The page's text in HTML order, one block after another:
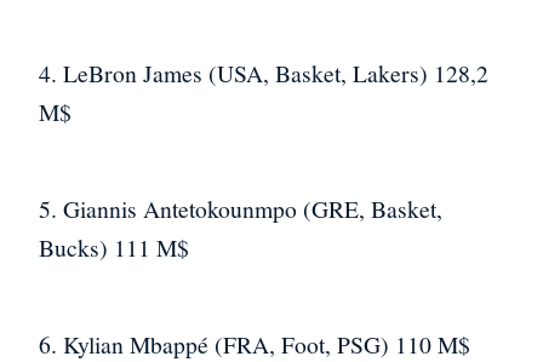
4. LeBron James (USA, Basket, Lakers) 128,2
M$
5. Giannis Antetokounmpo (GRE, Basket,
Bucks) 111 M$
6. Kylian Mbappé (FRA, Foot, PSG) 110 M$